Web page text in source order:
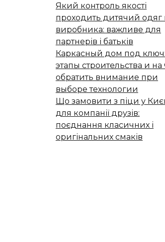
Який контроль якості
проходить дитячий одяг
виробника: важливе для
партнерів і батьків
Каркасный дом под ключ:
этапы строительства и на
обратить внимание при
выборе технологии
Що замовити з піци у
для компанії друзів:
поєднання класичних і
оригінальних смаків